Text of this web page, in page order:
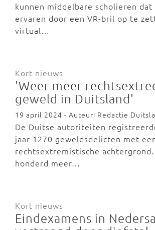
kunnen middelbare scholieren dat
ervaren door een VR-bril op te
virtual…
Kort nieuws
'Weer meer
geweld in Duitsland'
19 april 2024 - Auteur: Redactie
De Duitse autoriteiten
jaar 1270 geweldsdelicten met
rechtsextremistische
honderd meer…
Kort nieuws
Eindexamens in